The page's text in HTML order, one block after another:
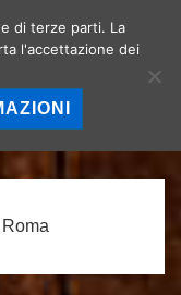
di terze parti. La
l'accettazione dei